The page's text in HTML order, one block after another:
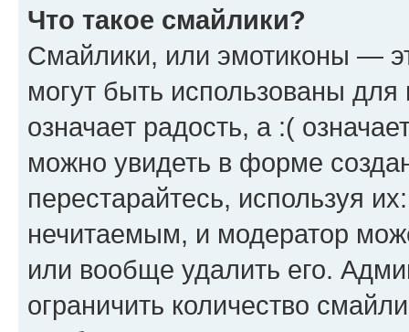
Что такое смайлики?
Смайлики, или эмотиконы —
могут быть использованы
означает радость, а :(
можно увидеть в форме
перестарайтесь, используя
нечитаемым, и модератор
или вообще удалить его.
ограничить количество